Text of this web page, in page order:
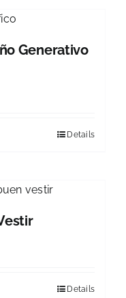
Generativo
Details
Details